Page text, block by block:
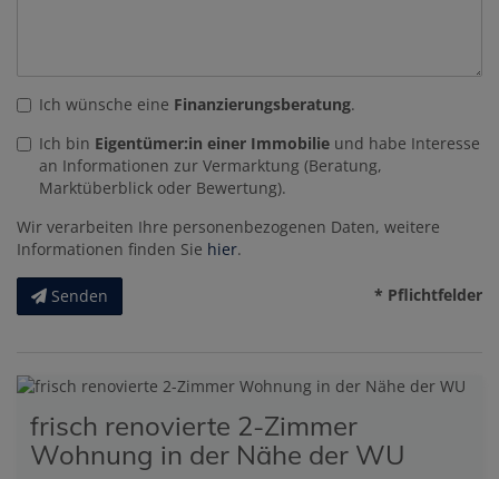
Ich wünsche eine Finanzierungsberatung.
Ich bin Eigentümer:in einer Immobilie und habe Interesse
an Informationen zur Vermarktung (Beratung,
Marktüberblick oder Bewertung).
Wir verarbeiten Ihre personenbezogenen Daten, weitere
Informationen finden Sie hier.
Senden * Pflichtfelder
frisch renovierte 2-Zimmer
Wohnung in der Nähe der WU